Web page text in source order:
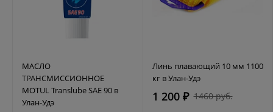
МАСЛО
ТРАНСМИССИОННОЕ
MOTUL Translube SAE 90 в
Улан-Удэ
Линь плавающий 10 мм 1100
кг в Улан-Удэ
1 200 ₽ 1460 руб.